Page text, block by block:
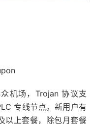
机场，Trojan 协议支
专线节点。新用户有
以上套餐，除包月套餐